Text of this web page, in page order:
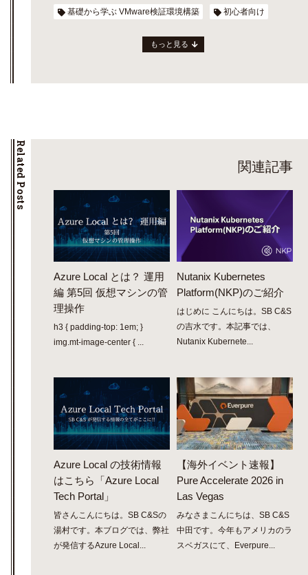
基礎から学ぶ VMware検証環境構築 初心者向け
もっと見る
Related Posts 関連記事
Azure Local とは？ 運用
編 第5回 仮想マシンの管
理操作
h3 { padding-top: 1em; }
img.mt-image-center { ...
Nutanix Kubernetes
Platform(NKP)のご紹介
はじめに こんにちは。SB C&S
の吉水です。本記事では、
Nutanix Kubernete...
Azure Local の技術情報
はこちら「Azure Local
Tech Portal」
皆さんこんにちは。SB C&Sの
湯村です。本ブログでは、弊社
が発信するAzure Local...
【海外イベント速報】
Pure Accelerate 2026 in
Las Vegas
みなさまこんにちは、SB C&S
中田です。今年もアメリカのラ
スベガスにて、Everpure...